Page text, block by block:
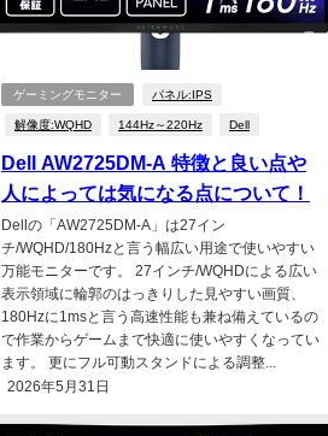
ゲーミングモニター パネル:IPS
解像度:WQHD 144Hz～220Hz Dell
Dell AW2725DM-A 特徴と良い点や
人によっては気になる点について！
Dellの「AW2725DM-A」は27イン
チ/WQHD/180Hzと言う幅広い用途で使いやすい
万能モニターです。 27インチ/WQHDによる広い
表示領域に輪郭のはっきりした見やすい画質、
180Hzに1msと言う高速性能も兼ね備えているの
で作業からゲームまで快適に使いやすくなってい
ます。 更にフル可動スタンドによる調整...
2026年5月31日